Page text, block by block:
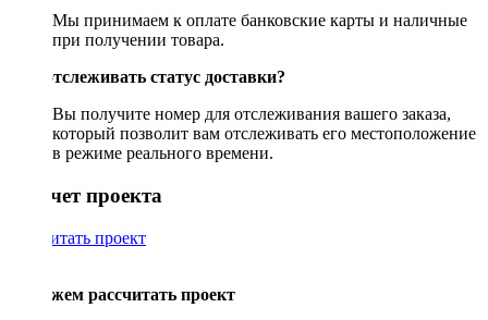
Мы принимаем к оплате банковские карты и наличные
при получении товара.
Как отслеживать статус доставки?
Вы получите номер для отслеживания вашего заказа,
который позволит вам отслеживать его местоположение
в режиме реального времени.
Рассчет проекта
Рассчитать проект
Поможем рассчитать проект